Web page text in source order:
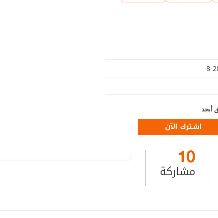
أبجد
اشترك الآن
10
مشاركة